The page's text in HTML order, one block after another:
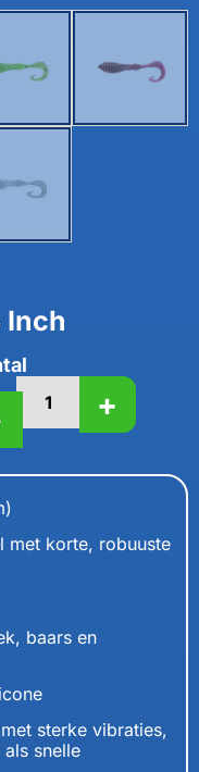
Inch
+
met korte, robuuste
baars en
sterke vibraties,
snelle